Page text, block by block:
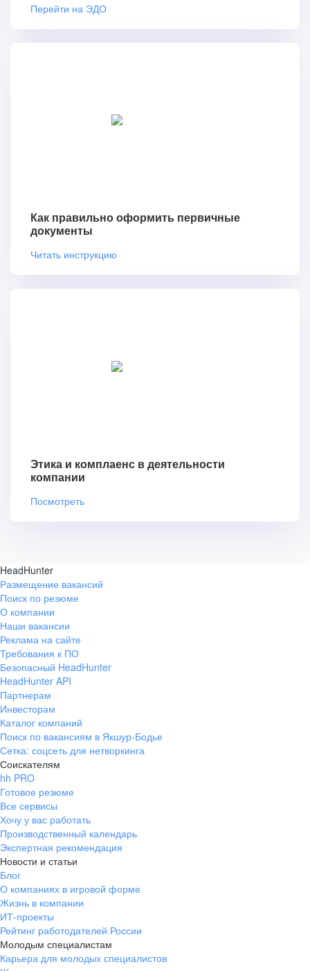
Перейти на ЭДО
Как правильно оформить первичные
документы
Читать инструкцию
Этика и комплаенс в деятельности
компании
Посмотреть
HeadHunter
Размещение вакансий
Поиск по резюме
О компании
Наши вакансии
Реклама на сайте
Требования к ПО
Безопасный HeadHunter
HeadHunter API
Партнерам
Инвесторам
Каталог компаний
Поиск по вакансиям в Якшур-Бодье
Сетка: соцсеть для нетворкинга
Соискателям
hh PRO
Готовое резюме
Все сервисы
Хочу у вас работать
Производственный календарь
Экспертная рекомендация
Новости и статьи
Блог
О компаниях в игровой форме
Жизнь в компании
ИТ-проекты
Рейтинг работодателей России
Молодым специалистам
Карьера для молодых специалистов